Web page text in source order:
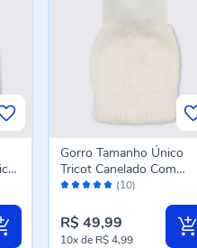
Avaliação: (10)
Gorro Tamanho Único
Tricot Canelado Com
Pompom Patrícia Foster -
R$ 49,99
10xde R$ 4,99